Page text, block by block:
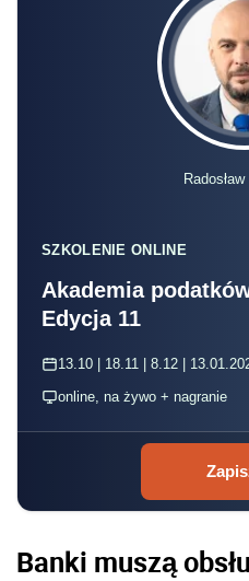
SZKOLENIE ONLINE
Akademia
Edycja 11
13.10 | 18.11 | 8.12 |
online, na żywo + nagranie
Banki muszą